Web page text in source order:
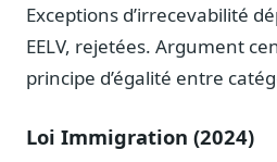
Ils utilisent Legiwatch
Public Sénat, ONG, cabinets
Exceptions d’irrecevabilité
EELV, rejetées. Argument
principe d’égalité entre
Loi Immigration (2024)